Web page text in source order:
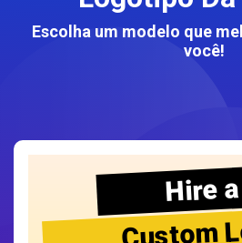
Escolha um modelo que
você!
Hire a
Custom